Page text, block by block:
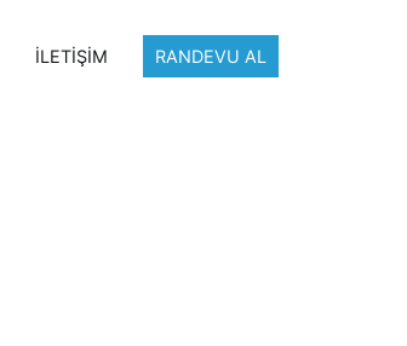
İLETİŞİM RANDEVU AL